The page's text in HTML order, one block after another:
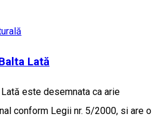
Lată
este desemnata ca arie
conform Legii nr. 5/2000, si are o